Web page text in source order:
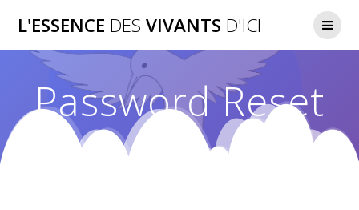
au
L'ESSENCE DES VIVANTS D'ICI
Password Reset